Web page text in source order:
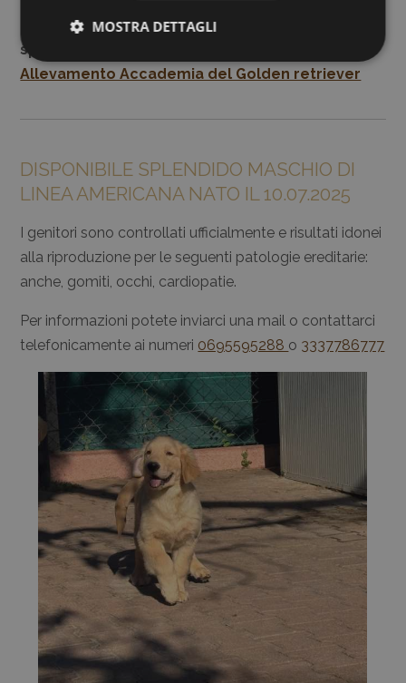
Potete continuare a seguire la crescita di questi
splendidi cuccioli sulla nostra pagina
Allevamento Accademia del Golden retriever
DISPONIBILE SPLENDIDO MASCHIO DI
LINEA AMERICANA NATO IL 10.07.2025
I genitori sono controllati ufficialmente e risultati idonei
alla riproduzione per le seguenti patologie ereditarie:
anche, gomiti, occhi, cardiopatie.
Per informazioni potete inviarci una mail o contattarci
telefonicamente ai numeri 0695595288 o 3337786777
MOSTRA DETTAGLI